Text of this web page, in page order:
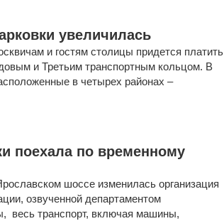
увеличилась
и гостям столицы придется платить
и Третьим транспортным кольцом. В
в четырех районах –
поехала по временному
шоссе изменилась организация
озвученной департаментом
весь транспорт, включая машины,